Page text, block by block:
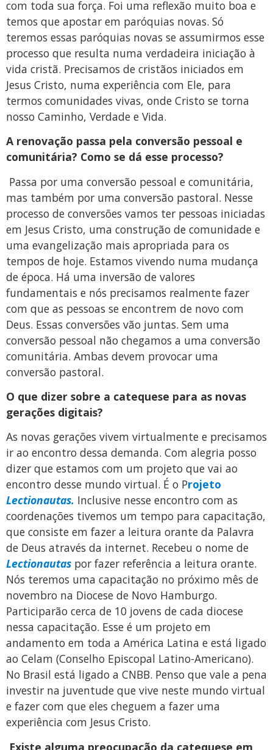
com toda sua força. Foi uma reflexão muito boa e
temos que apostar em paróquias novas. Só
teremos essas paróquias novas se assumirmos esse
processo que resulta numa verdadeira iniciação à
vida cristã. Precisamos de cristãos iniciados em
Jesus Cristo, numa experiência com Ele, para
termos comunidades vivas, onde Cristo se torna
nosso Caminho, Verdade e Vida.
A renovação passa pela conversão pessoal e
comunitária? Como se dá esse processo?
Passa por uma conversão pessoal e comunitária,
mas também por uma conversão pastoral. Nesse
processo de conversões vamos ter pessoas iniciadas
em Jesus Cristo, uma construção de comunidade e
uma evangelização mais apropriada para os
tempos de hoje. Estamos vivendo numa mudança
de época. Há uma inversão de valores
fundamentais e nós precisamos realmente fazer
com que as pessoas se encontrem de novo com
Deus. Essas conversões vão juntas. Sem uma
conversão pessoal não chegamos a uma conversão
comunitária. Ambas devem provocar uma
conversão pastoral.
O que dizer sobre a catequese para as novas
gerações digitais?
As novas gerações vivem virtualmente e precisamos
ir ao encontro dessa demanda. Com alegria posso
dizer que estamos com um projeto que vai ao
encontro desse mundo virtual. É o Projeto
Lectionautas. Inclusive nesse encontro com as
coordenações tivemos um tempo para capacitação,
que consiste em fazer a leitura orante da Palavra
de Deus através da internet. Recebeu o nome de
Lectionautas por fazer referência a leitura orante.
Nós teremos uma capacitação no próximo mês de
novembro na Diocese de Novo Hamburgo.
Participarão cerca de 10 jovens de cada diocese
nessa capacitação. Esse é um projeto em
andamento em toda a América Latina e está ligado
ao Celam (Conselho Episcopal Latino-Americano).
No Brasil está ligado a CNBB. Penso que vale a pena
investir na juventude que vive neste mundo virtual
e fazer com que eles cheguem a fazer uma
experiência com Jesus Cristo.
Existe alguma preocupação da catequese em